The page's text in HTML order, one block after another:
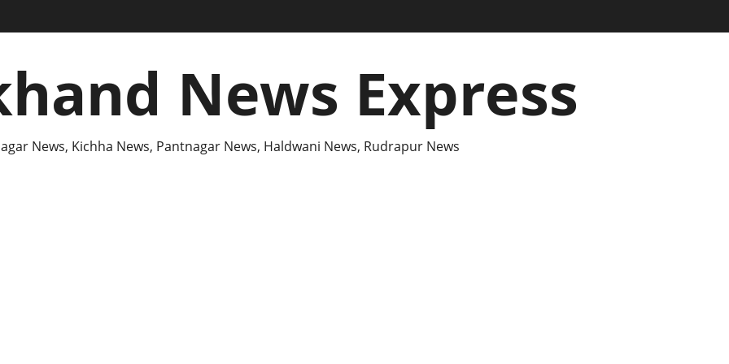
News Express
News, Kichha News, Pantnagar News, Haldwani News, Rudrapur News